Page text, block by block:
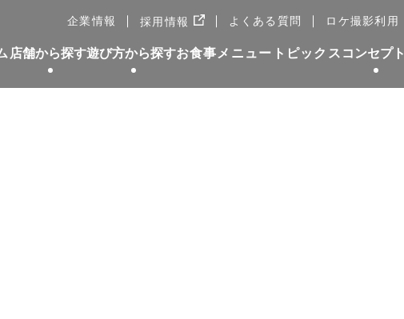
企業情報 採用情報 新しいWindowで開きます。
よくある質問 ロケ撮影利用
店舗から探す遊び方から探すお食事メニュー トピックス コンセプト